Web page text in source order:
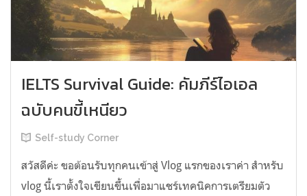
IELTS Survival Guide: คัมภีร์ไอเอล
ฉบับคนขี้เหนียว
Self-study Corner
สวัสดีค่ะ ขอต้อนรับทุกคนเข้าสู่ Vlog แรกของเราค่า สำหรับ
vlog นี้เราตั้งใจเขียนขึ้นเพื่อมาแชร์เทคนิคการเตรียมตัว